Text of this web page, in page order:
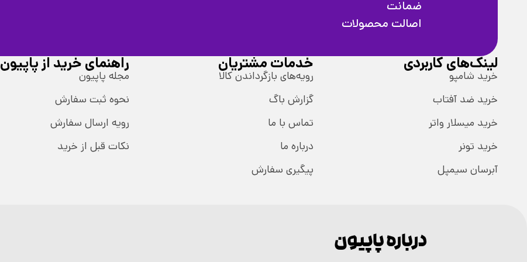
ضمانت
اصالت محصولات
لینک‌های کاربردی
خرید شامپو
خرید ضد آفتاب
خرید میسلار واتر
خرید تونر
آبرسان سیمپل
خدمات مشتریان
رویه‌های بازگرداندن کالا
گزارش باگ
تماس با ما
درباره ما
پیگیری سفارش
راهنمای خرید از پاپیون
مجله پاپیون
نحوه ثبت سفارش
رویه ارسال سفارش
نکات قبل از خرید
درباره پاپیون